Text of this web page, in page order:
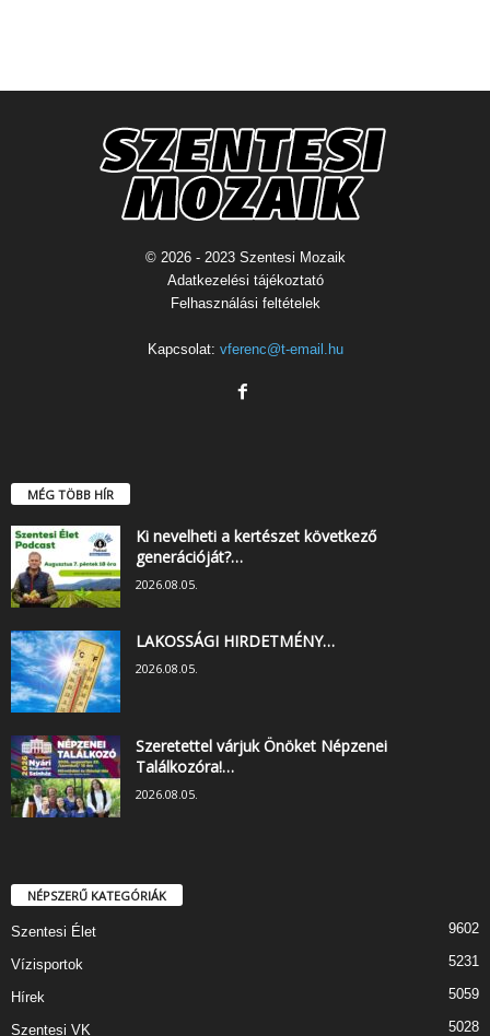
© 2026 - 2023 Szentesi Mozaik
Adatkezelési tájékoztató
Felhasználási feltételek
Kapcsolat: vferenc@t-email.hu
MÉG TÖBB HÍR
Ki nevelheti a kertészet következő
generációját?…
2026.08.05.
LAKOSSÁGI HIRDETMÉNY…
2026.08.05.
Szeretettel várjuk Önöket Népzenei
Találkozóra!…
2026.08.05.
NÉPSZERŰ KATEGÓRIÁK
Szentesi Élet 9602
Vízisportok 5231
Hírek 5059
Szentesi VK 5028